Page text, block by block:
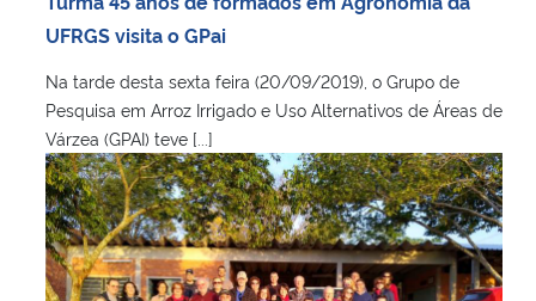
Ministério da Saúde
Ministério de Minas e Energia
Ministério da Ciência, Tecnologia, Inovações e Comunicações
Ministério do Meio Ambiente
UFRGS visita o GPai
Na tarde desta sexta feira (20/09/2019), o Grupo de
Pesquisa em Arroz Irrigado e Uso Alternativos de Áreas de
Várzea (GPAI) teve [...]